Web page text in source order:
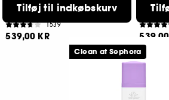
Cream
1539
539,00 KR
Tilføj til indkøbskurv Serum
Anti
Clean at Sephora